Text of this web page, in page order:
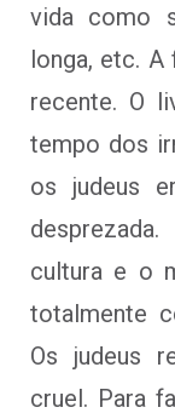
vida como
longa, etc.
recente. O
tempo dos
os judeus
cultura e o
totalmente
Os judeus
cruel. Para